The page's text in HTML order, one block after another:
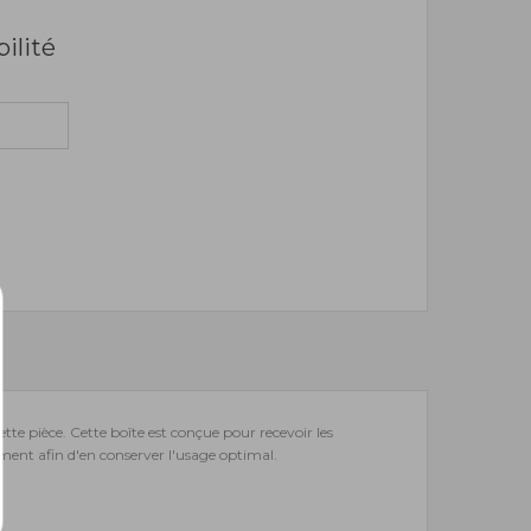
pièce. Cette boîte est conçue pour recevoir les
afin d'en conserver l'usage optimal.